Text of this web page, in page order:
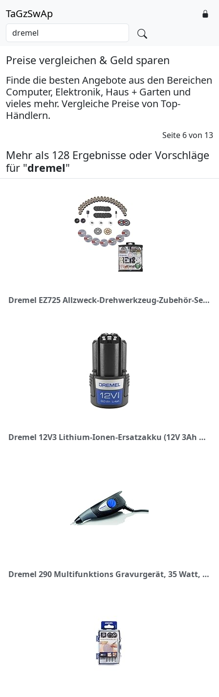
TaGzSwAp
Preise vergleichen & Geld sparen
Finde die besten Angebote aus den Bereichen
Computer, Elektronik, Haus + Garten und
vieles mehr. Vergleiche Preise von Top-
Händlern.
Seite 6 von 13
Mehr als 128 Ergebnisse oder Vorschläge
für "dremel"
Dremel EZ725 Allzweck-Drehwerkzeug-Zubehör-Set mit Aufbewahrungs-Kit, EZ-Lock und EZ-Trommel für schnelleren Zubehörwechsel, Zubehör zum Schneiden, Polieren, Reinigen und Sanden, 70 Stück
Dremel 12V3 Lithium-Ionen-Ersatzakku (12V 3Ah Akku - Zubehör für das Dremel Multifunktionswerkzeug 8260), Black
Dremel 290 Multifunktions Gravurgerät, 35 Watt, Gravierer Set mit 3 Zubehören und 4 Aufsätzen zum Gavieren in Holz, Glas Keramik, Metall, Kunststoff, Holz und Leder